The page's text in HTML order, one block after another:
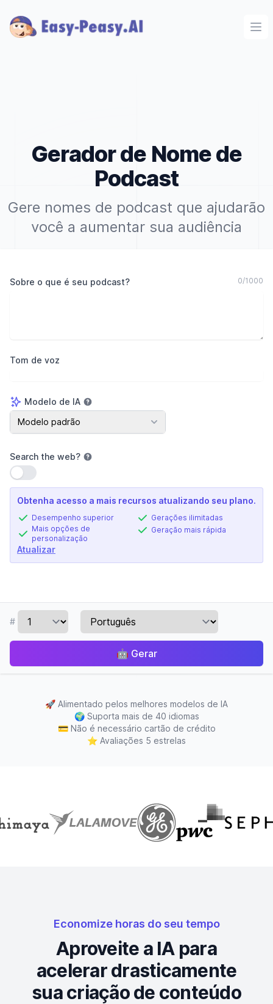
Gerador de Nome de
Podcast
Gere nomes de podcast que ajudarão
você a aumentar sua audiência
Sobre o que é seu podcast? 0/1000
Tom de voz
Modelo de IA
Modelo de IA
Modelo padrão
Search the web?
Usar configuração
Obtenha acesso a mais recursos atualizando seu plano.
Desempenho superior
Mais opções de
personalização
Gerações ilimitadas
Geração mais rápida
Atualizar
#
🤖 Gerar
🚀 Alimentado pelos melhores modelos de IA
🌍 Suporta mais de 40 idiomas
💳 Não é necessário cartão de crédito
⭐ Avaliações 5 estrelas
Economize horas do seu tempo
Aproveite a IA para
acelerar drasticamente
sua criação de conteúdo